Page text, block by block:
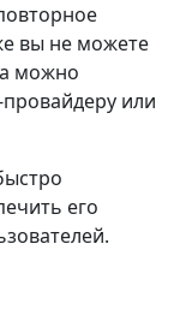
вы не можете
можно
или
его